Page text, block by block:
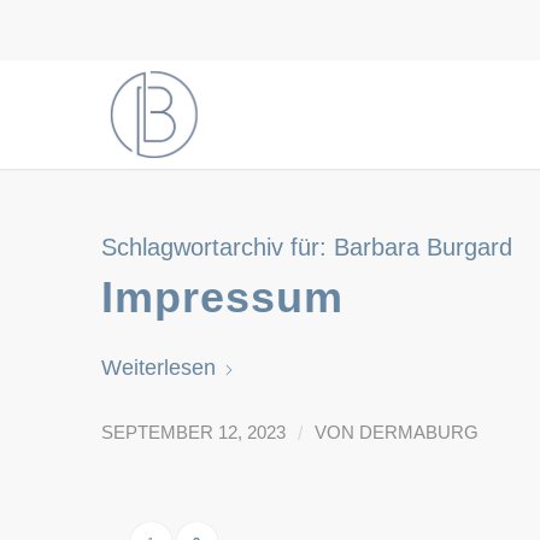
Schlagwortarchiv für: Barbara Burgard
Impressum
Weiterlesen
SEPTEMBER 12, 2023 / VON DERMABURG